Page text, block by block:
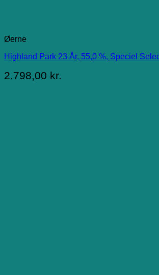
Øerne
Highland Park 23 År, 55,0 %, Speciel
2.798,00 kr.